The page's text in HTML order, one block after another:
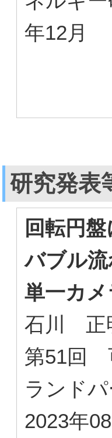
年12月
研究発表
回転円
バブル
単一カ
石川 正
第51回
ランド
2023年